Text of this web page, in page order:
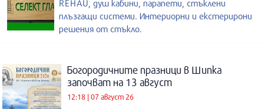
REHAU, душ кабини, парапети, стъклени
плъзгащи системи. Интериорни и екстерирони
решения от стъкло.
Богородичните празници в Шипка
започват на 13 август
12:18 | 07 август 26